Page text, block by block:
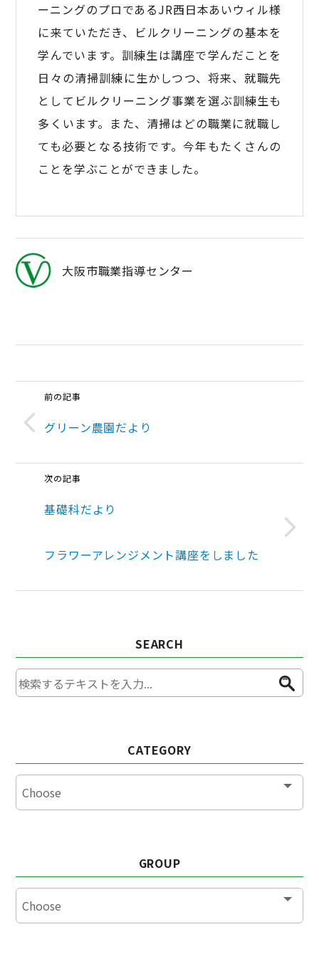
ーニングのプロであるJR西日本あいウィル様
に来ていただき、ビルクリーニングの基本を
学んでいます。訓練生は講座で学んだことを
日々の清掃訓練に生かしつつ、将来、就職先
としてビルクリーニング事業を選ぶ訓練生も
多くいます。また、清掃はどの職業に就職し
ても必要となる技術です。今年もたくさんの
ことを学ぶことができました。
大阪市職業指導センター
前の記事
グリーン農園だより
次の記事
基礎科だより
フラワーアレンジメント講座をしました
SEARCH
CATEGORY
GROUP